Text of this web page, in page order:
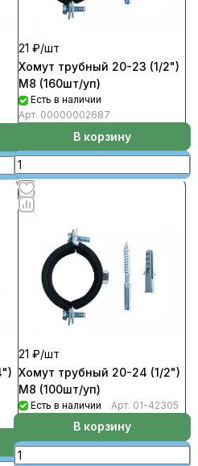
21 ₽/шт
Хомут трубный 20-23 (1/2")
М8 (160шт/уп)
Есть в наличии
Арт. 00000002687
В корзину
21 ₽/шт
Хомут трубный 20-24 (1/2")
М8 (100шт/уп)
Есть в наличии Арт. 01-42305
В корзину